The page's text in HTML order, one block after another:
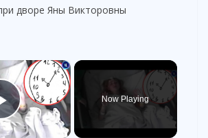
дворе Яны Викторовны
×
Play Video
Now Playing